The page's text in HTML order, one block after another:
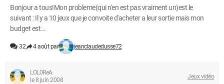
Bonjour a tous!Mon probleme(qui n'en est pas vraiment un)est le
suivant : Il y a 10 jeux que je convoite d'acheter a leur sortie mais mon
budget est...
32 4 août par jeanclaudedusse72
LOL0ReA
le 8 juin 2008
Jeux vidéo